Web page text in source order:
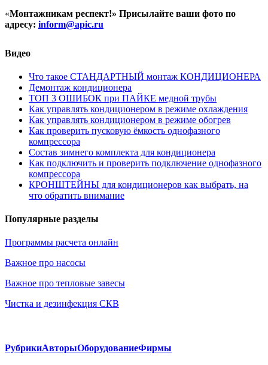
«Монтажникам респект!» Присылайте ваши фото по
адресу: inform@apic.ru
Видео
Что такое СТАНДАРТНЫЙ монтаж КОНДИЦИОНЕРА
Демонтаж кондиционера
ТОП 3 ОШИБОК при ПАЙКЕ медной трубы
Как управлять кондиционером в режиме охлаждения
Как управлять кондиционером в режиме обогрев
Как проверить пусковую ёмкость однофазного
компрессора
Состав зимнего комплекта для кондиционера
Как подключить и проверить подключение однофазного
компрессора
КРОНШТЕЙНЫ для кондиционеров как выбрать, на
что обратить внимание
Популярные разделы
Программы расчета онлайн
Важное про насосы
Важное про тепловые завесы
Чистка и дезинфекция СКВ
РубрикиАвторыОборудованиеФирмы